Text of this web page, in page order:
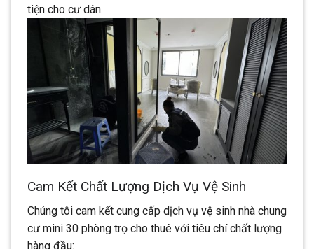
tiện cho cư dân.
Cam Kết Chất Lượng Dịch Vụ Vệ Sinh
Chúng tôi cam kết cung cấp dịch vụ vệ sinh nhà chung
cư mini 30 phòng trọ cho thuê với tiêu chí chất lượng
hàng đầu: